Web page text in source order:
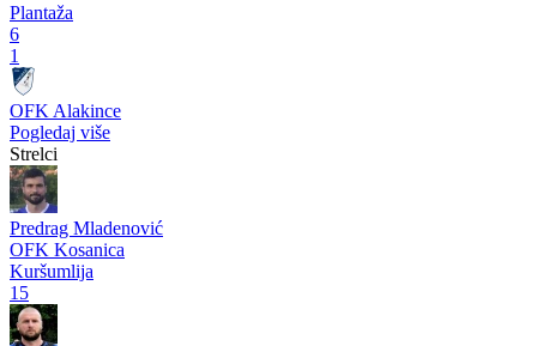
Plantaža
6
1
OFK Alakince
Pogledaj više
Strelci
Predrag Mladenović
OFK Kosanica
Kuršumlija
15